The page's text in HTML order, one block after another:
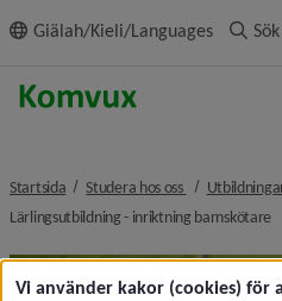
innehållet
Giälah/Kieli/Languages Sök
Startsida Studera hos oss nivå i
Lärlingsutbildning - inriktning barnskötare
Vi använder kakor (cookies) för